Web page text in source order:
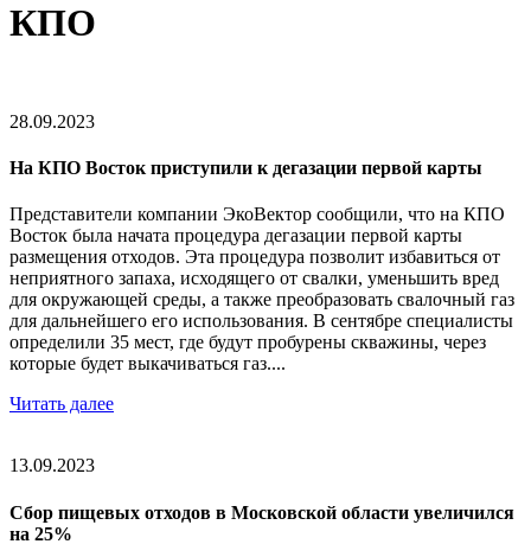
КПО
28.09.2023
На КПО Восток приступили к дегазации первой карты
Представители компании ЭкоВектор сообщили, что на КПО
Восток была начата процедура дегазации первой карты
размещения отходов. Эта процедура позволит избавиться от
неприятного запаха, исходящего от свалки, уменьшить вред
для окружающей среды, а также преобразовать свалочный газ
для дальнейшего его использования. В сентябре специалисты
определили 35 мест, где будут пробурены скважины, через
которые будет выкачиваться газ....
Читать далее
13.09.2023
Сбор пищевых отходов в Московской области увеличился
на 25%